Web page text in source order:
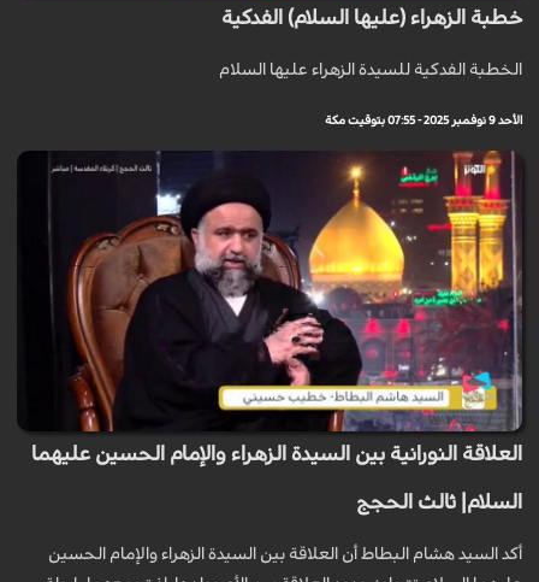
خطبة الزهراء (عليها السلام) الفدكية
الخطبة الفدكية للسيدة الزهراء عليها السلام
الأحد 9 نوفمبر 2025 - 07:55 بتوقيت مكة
العلاقة النورانية بين السيدة الزهراء والإمام الحسين عليهما
السلام| ثالث الحجج
أكد السيد هشام البطاط أن العلاقة بين السيدة الزهراء والإمام الحسين